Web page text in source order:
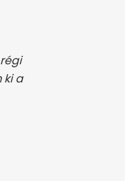
ki a